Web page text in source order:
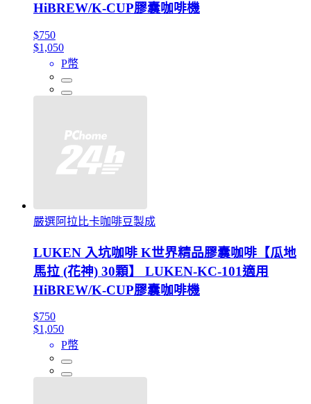
HiBREW/K-CUP膠囊咖啡機
$750
$1,050
P幣
嚴選阿拉比卡咖啡豆製成
LUKEN 入坑咖啡 K世界精品膠囊咖啡【瓜地
馬拉 (花神) 30顆】 LUKEN-KC-101適用
HiBREW/K-CUP膠囊咖啡機
$750
$1,050
P幣